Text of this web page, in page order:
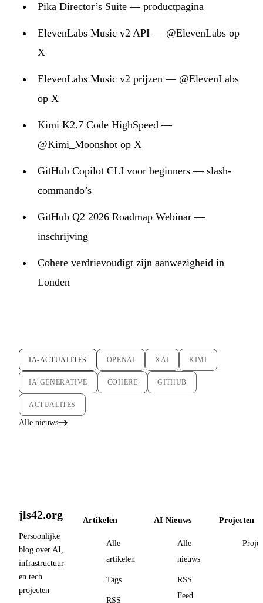
Pika Director’s Suite — productpagina
ElevenLabs Music v2 API — @ElevenLabs op
X
ElevenLabs Music v2 prijzen — @ElevenLabs
op X
Kimi K2.7 Code HighSpeed —
@Kimi_Moonshot op X
GitHub Copilot CLI voor beginners — slash-
commando’s
GitHub Q2 2026 Roadmap Webinar —
inschrijving
Cohere verdrievoudigt zijn aanwezigheid in
Londen
IA-ACTUALITES OPENAI XAI KIMI
IA-GENERATIVE COHERE GITHUB
ACTUALITES
Alle nieuws
jls42.org
Persoonlijke
blog over AI,
infrastructuur
en tech
projecten
Artikelen
Alle
artikelen
Tags
RSS
AI Nieuws
Alle
nieuws
RSS
Feed
Projecten